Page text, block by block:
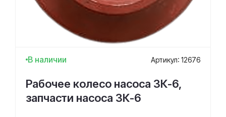
В наличии Артикул: 12676
Рабочее колесо насоса 3К-6,
запчасти насоса 3К-6